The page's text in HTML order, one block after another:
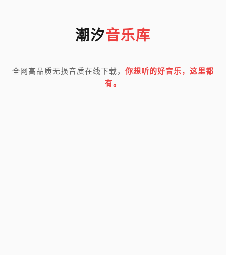
潮汐音乐库
全网高品质无损音质在线下载， 你想听的好音乐，这里都
有。